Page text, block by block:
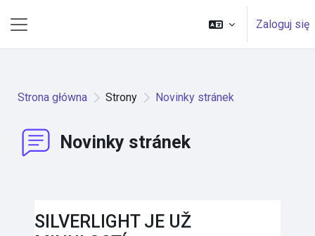
Zaloguj się
Strona główna Strony Novinky stránek
Novinky stránek
SILVERLIGHT JE UŽ